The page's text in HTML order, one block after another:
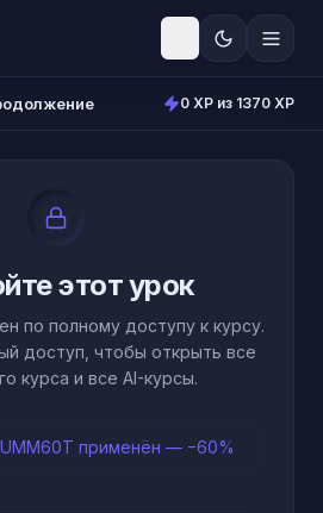
0 XP из 1370 XP
этот урок
по полному доступу к курсу.
доступ, чтобы открыть все
курса и все AI-курсы.
применён — −60%